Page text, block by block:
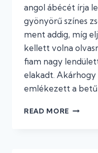
angol ábécét írja
gyönyörű színes
ment addig, míg
kellett volna
fiam nagy
elakadt.
emlékezett a
READ MORE #21